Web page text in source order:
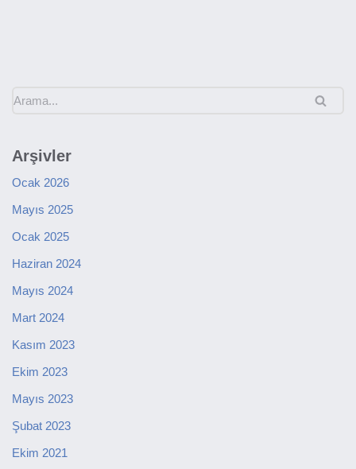
Arşivler
Ocak 2026
Mayıs 2025
Ocak 2025
Haziran 2024
Mayıs 2024
Mart 2024
Kasım 2023
Ekim 2023
Mayıs 2023
Şubat 2023
Ekim 2021